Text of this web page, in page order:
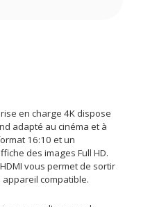
en charge 4K dispose
adapté au cinéma et à
16:10 et un
des images Full HD.
vous permet de sortir
compatible.